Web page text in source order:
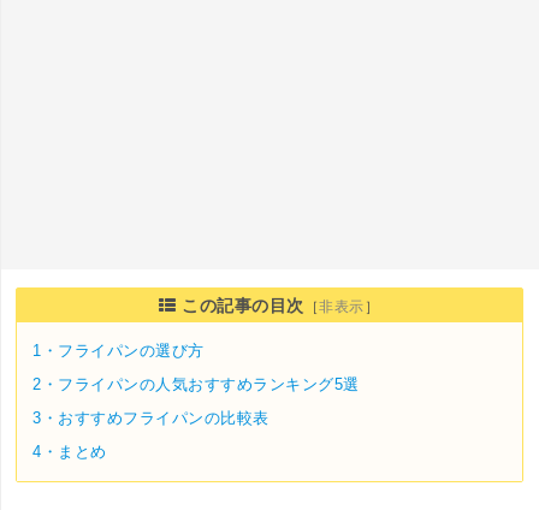
この記事の目次 ［非表示 ］
1・ フライパンの選び方
2・ フライパンの人気おすすめランキング5選
3・ おすすめフライパンの比較表
4・ まとめ